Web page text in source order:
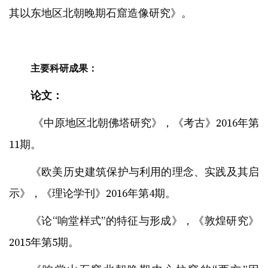
其以东地区北朝晚期石窟造像研究》。
主要科研成果：
论文：
《中原地区北朝佛塔研究》，《考古》2016年第
11期。
《欧美历史建筑保护与利用的理念、实践及其启
示》，《理论学刊》2016年第4期。
《论“响堂样式”的特征与形成》，《敦煌研究》
2015年第5期。